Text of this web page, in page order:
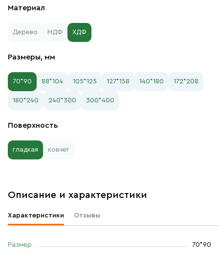
Материал
Дерево МДФ ХДФ
Размеры, мм
70*90 88*104 105*125 127*158 140*180 172*208
180*240 240*300 300*400
Поверхность
гладкая ковчег
Описание и характеристики
Характеристики Отзывы
Размер 70*90